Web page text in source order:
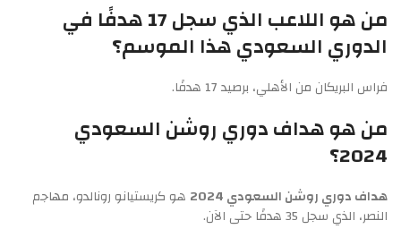
من هو اللاعب الذي سجل 17 هدفًا في
الدوري السعودي هذا الموسم؟
فراس البريكان من الأهلي، برصيد 17 هدفًا.
من هو هداف دوري روشن السعودي
2024؟
هداف دوري روشن السعودي 2024
هو كريستيانو رونالدو، مهاجم
النصر، الذي سجل 35 هدفًا حتى الآن.